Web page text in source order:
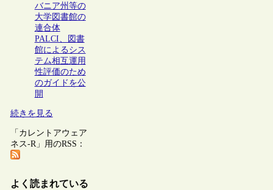
バニア州等の
大学図書館の
連合体
PALCI、図書
館によるシス
テム相互運用
性評価のため
のガイドを公
開
続きを見る
「カレントアウェア
ネス-R」用のRSS：
よく読まれている